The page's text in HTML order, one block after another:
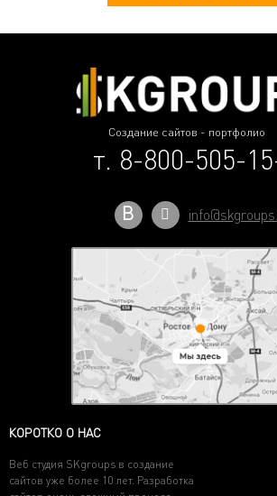
Создание сайтов - портфолио
т. 8-800-505-
В
КОРОТКО О НАС
Веб студия SKgroups в создание
сайтов уже более 10 лет. Разработка